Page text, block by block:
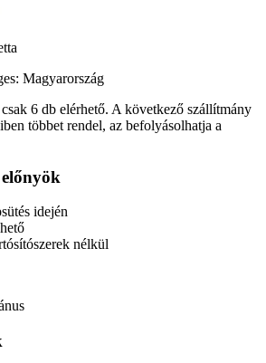
Magyarország
6 db elérhető. A következő szállítmány
többet rendel, az befolyásolhatja a
idején
nélkül